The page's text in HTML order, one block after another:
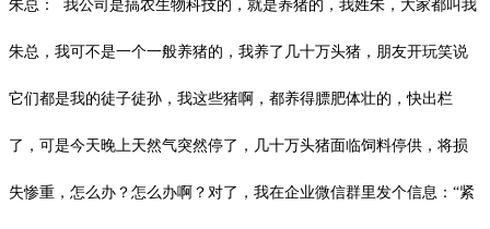
朱总： 我公司是搞农生物科技的，就是养猪的，我姓朱，大家都叫我
朱总，我可不是一个一般养猪的，我养了几十万头猪，朋友开玩笑说
它们都是我的徒子徒孙，我这些猪啊，都养得膘肥体壮的，快出栏
了，可是今天晚上天然气突然停了，几十万头猪面临饲料停供，将损
失惨重，怎么办？怎么办啊？对了，我在企业微信群里发个信息： “紧